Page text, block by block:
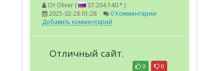
От Oliver (
37.204.140.* )
2025-02-28 01:28
0 Комментарии
Добавить комментарий
Отличный сайт.
0
0